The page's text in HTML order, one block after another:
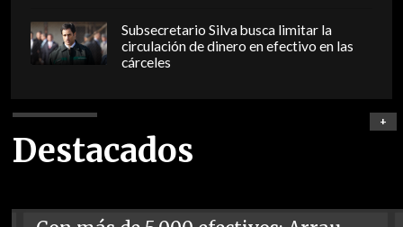
Subsecretario Silva busca limitar la
circulación de dinero en efectivo en las
cárceles
Destacados
+